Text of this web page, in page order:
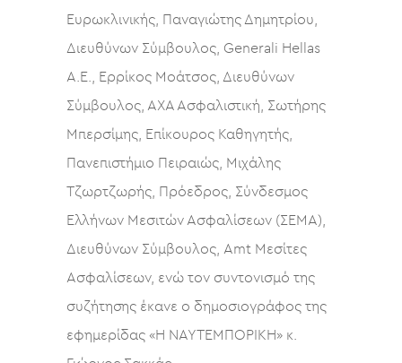
Ευρωκλινικής, Παναγιώτης Δημητρίου,
Διευθύνων Σύμβουλος, Generali Hellas
A.E., Ερρίκος Μοάτσος, Διευθύνων
Σύμβουλος, ΑΧΑ Ασφαλιστική, Σωτήρης
Μπερσίμης, Επίκουρος Καθηγητής,
Πανεπιστήμιο Πειραιώς, Μιχάλης
Τζωρτζωρής, Πρόεδρος, Σύνδεσμος
Ελλήνων Μεσιτών Ασφαλίσεων (ΣΕΜΑ),
Διευθύνων Σύμβουλος, Amt Μεσίτες
Ασφαλίσεων, ενώ τον συντονισμό της
συζήτησης έκανε ο δημοσιογράφος της
εφημερίδας «Η ΝΑΥΤΕΜΠΟΡΙΚΗ» κ.